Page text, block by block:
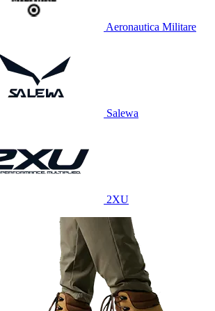
Aeronautica Militare
Salewa
2XU